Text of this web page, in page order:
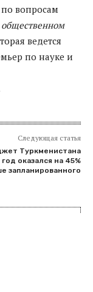
вопросам
ведется
по науке и
Следующая статья
Туркменистана
оказался на 45%
запланированного